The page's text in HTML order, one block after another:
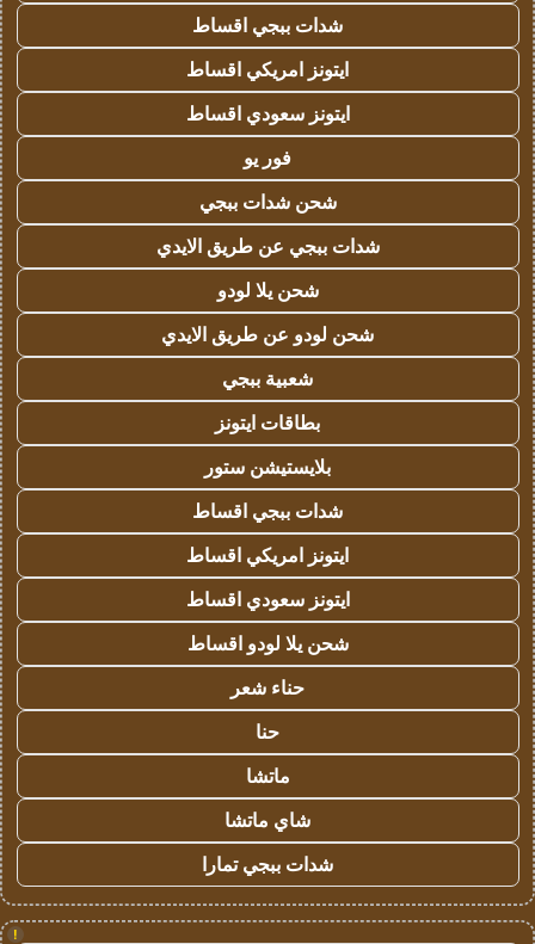
شدات ببجي اقساط
ايتونز امريكي اقساط
ايتونز سعودي اقساط
فور يو
شحن شدات ببجي
شدات ببجي عن طريق الايدي
شحن يلا لودو
شحن لودو عن طريق الايدي
شعبية ببجي
بطاقات ايتونز
بلايستيشن ستور
شدات ببجي اقساط
ايتونز امريكي اقساط
ايتونز سعودي اقساط
شحن يلا لودو اقساط
حناء شعر
حنا
ماتشا
شاي ماتشا
شدات ببجي تمارا
!